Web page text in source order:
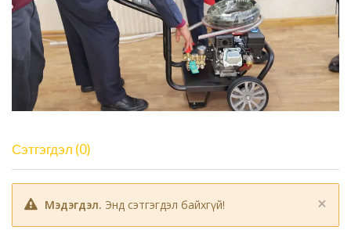
Сэтгэгдэл (0)
×
Мэдэгдэл. Энд сэтгэгдэл байхгүй!